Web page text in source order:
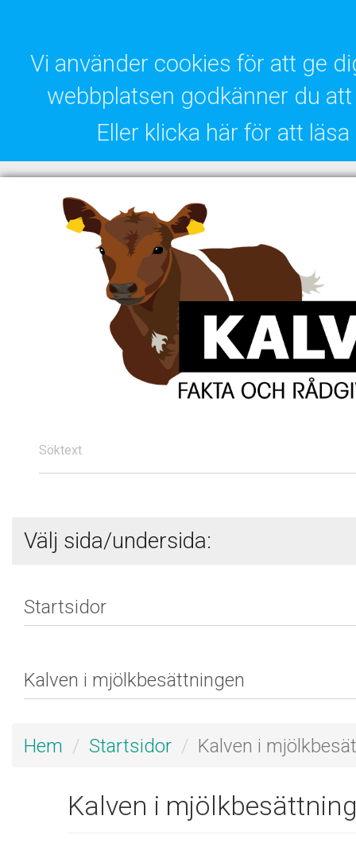
Vi använder cookies för att ge
webbplatsen godkänner du
Eller klicka här för att
Söktext
Välj sida/undersida:
Hem Startsidor Kalven i
Kalven i